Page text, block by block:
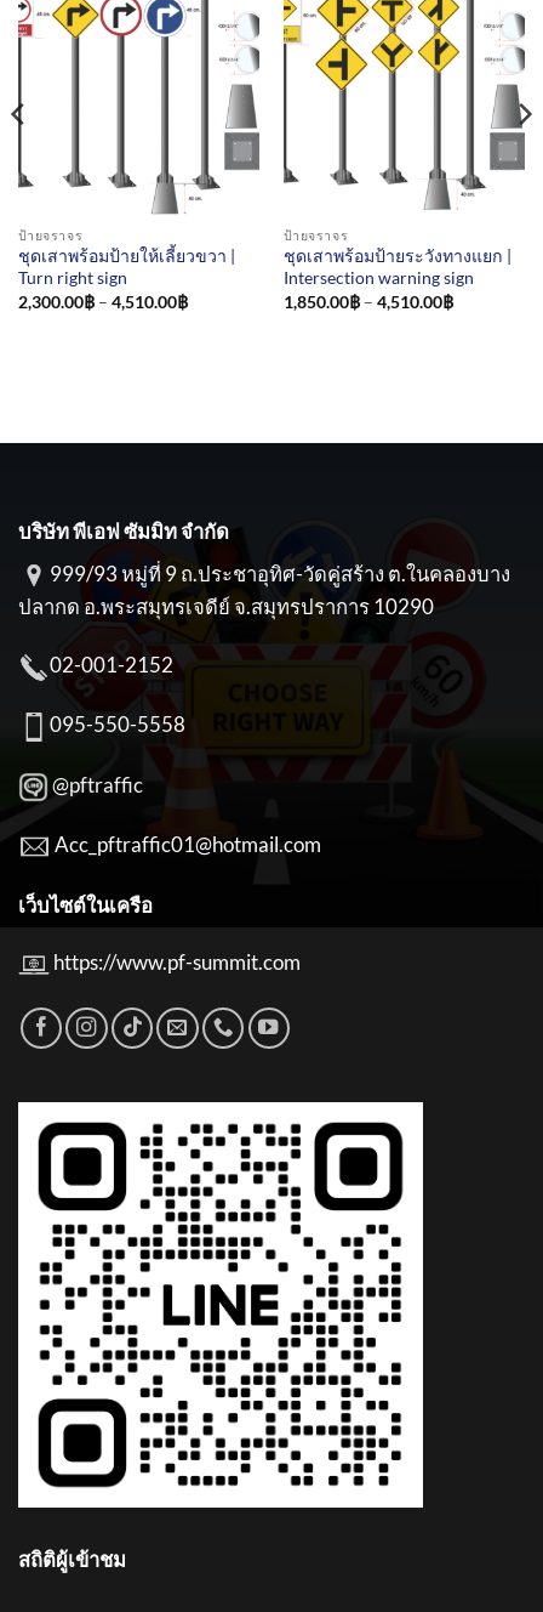
ป้ายจราจร
ชุดเสาพร้อมป้ายให้เลี้ยวขวา |
Turn right sign
2,300.00฿ – 4,510.00฿Price
ป้ายจราจร
ชุดเสาพร้อมป้ายระวังทางแยก |
Intersection warning sign
1,850.00฿ – 4,510.00฿Price
บริษัท พีเอฟ ซัมมิท จำกัด
999/93 หมู่ที่ 9 ถ.ประชาอุทิศ-วัดคู่สร้าง ต.ในคลองบาง
ปลากด อ.พระสมุทรเจดีย์ จ.สมุทรปราการ 10290
02-001-2152
095-550-5558
@pftraffic
Acc_pftraffic01@hotmail.com
เว็บไซต์ในเครือ
https://www.pf-summit.com
สถิติผู้เข้าชม